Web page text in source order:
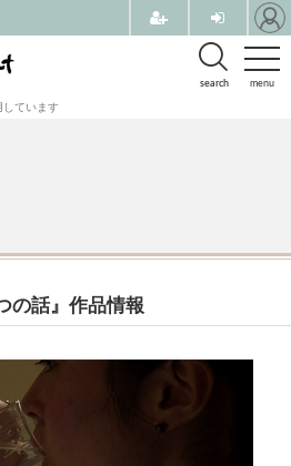
menu
search
ています
の話』作品情報